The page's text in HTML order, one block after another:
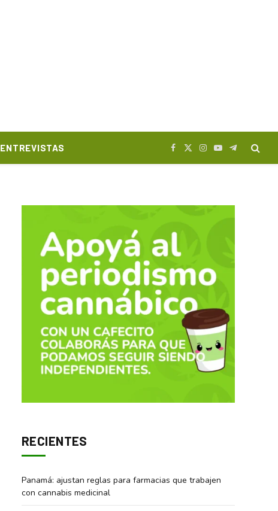
ENTREVISTAS Facebook
X
(Twitter)
Instagram
YouTubeTelegram
RECIENTES
Panamá: ajustan reglas para farmacias que trabajen
con cannabis medicinal